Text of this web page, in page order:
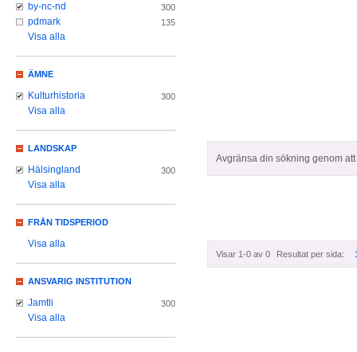
Avgränsa din sökning genom
Visar 1-0 av 0 Resultat per sida:
by-nc-nd 300
pdmark 135
Visa alla
ÄMNE
Kulturhistoria 300
Visa alla
LANDSKAP
Hälsingland 300
Visa alla
FRÅN TIDSPERIOD
Visa alla
ANSVARIG INSTITUTION
Jamtli 300
Visa alla